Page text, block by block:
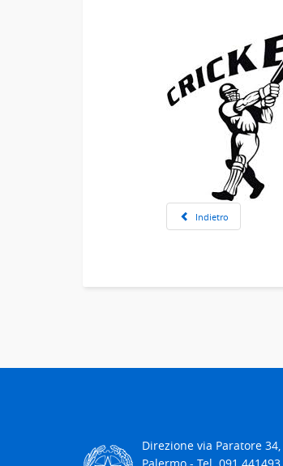
Indietro
Direzione via Paratore 34,